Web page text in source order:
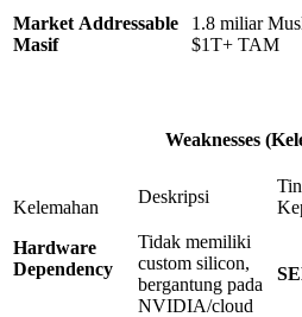
Market Addressable
Masif
1.8 miliar
$1T+ TAM
Weaknesses
Kelemahan
Hardware
Dependency
Deskripsi
Tidak memiliki
custom silicon,
bergantung pada
NVIDIA/cloud